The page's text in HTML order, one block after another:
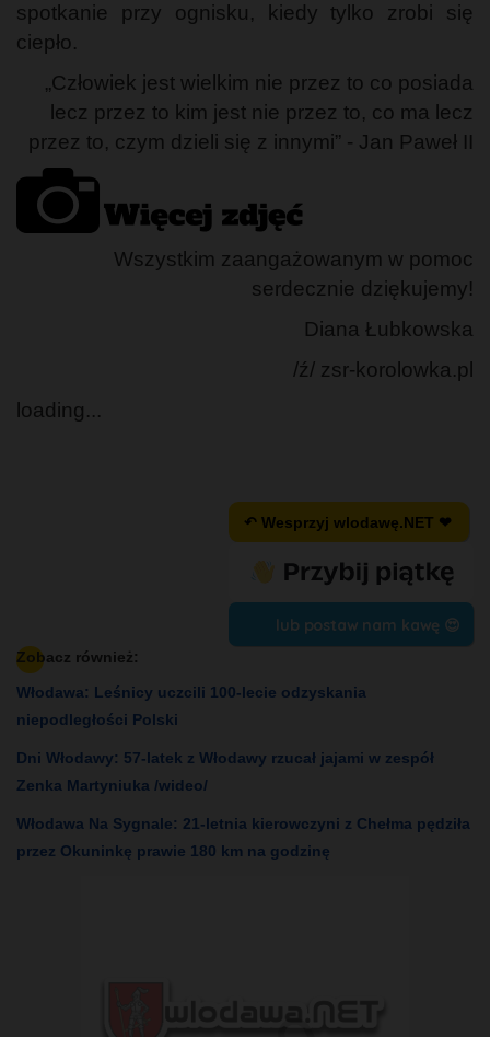
spotkanie przy ognisku, kiedy tylko zrobi się
ciepło.
„Człowiek jest wielkim nie przez to co posiada
lecz przez to kim jest nie przez to, co ma lecz
przez to, czym dzieli się z innymi” - Jan Paweł II
Wszystkim zaangażowanym w pomoc
serdecznie dziękujemy!
Diana Łubkowska
/ź/ zsr-korolowka.pl
loading...
↶ Wesprzyj wlodawę.NET ❤
lub postaw nam kawę 😍
Zobacz również:
Włodawa: Leśnicy uczcili 100-lecie odzyskania
niepodległości Polski
Dni Włodawy: 57-latek z Włodawy rzucał jajami w zespół
Zenka Martyniuka /wideo/
Włodawa Na Sygnale: 21-letnia kierowczyni z Chełma pędziła
przez Okuninkę prawie 180 km na godzinę